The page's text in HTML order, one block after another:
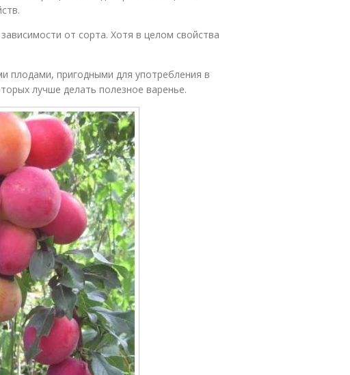
от сорта. Хотя в целом свойства
плодами, пригодными для употребления в
лучше делать полезное варенье.